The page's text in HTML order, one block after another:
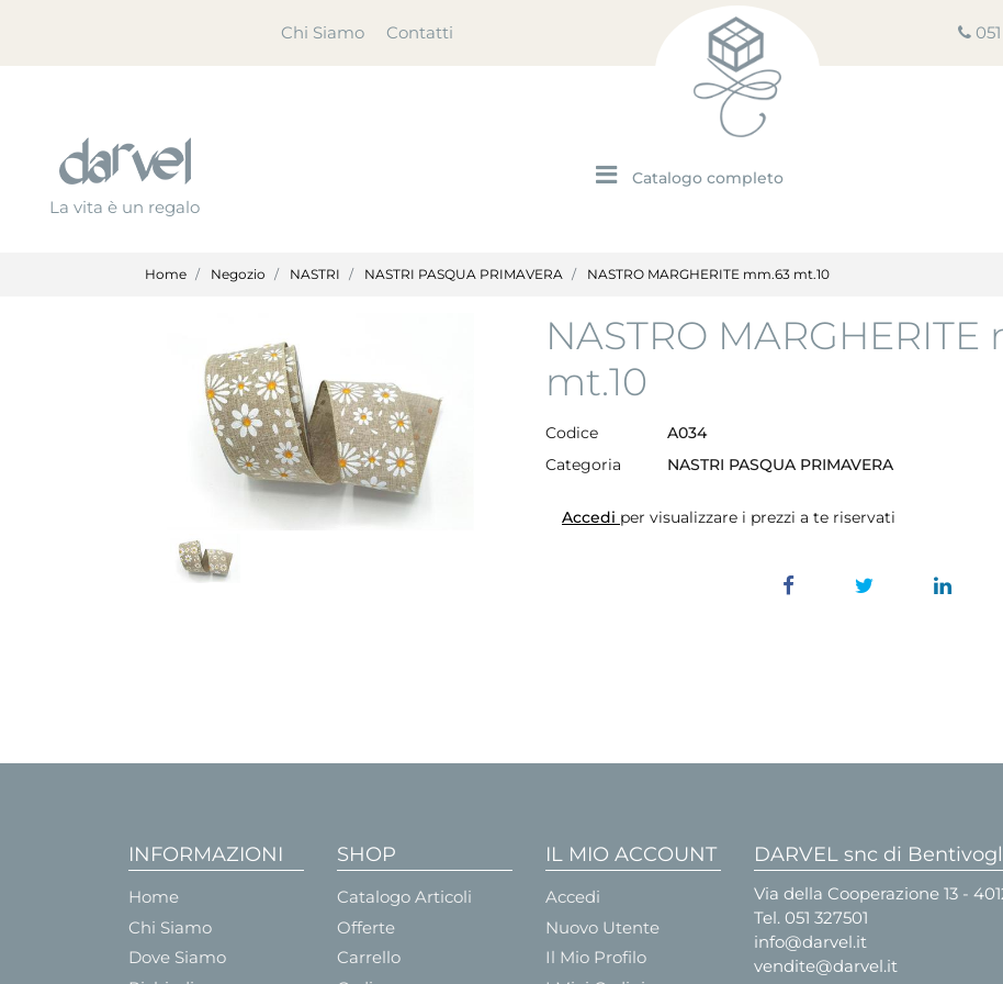
Chi Siamo Contatti
La vita è un regalo
Open menu
Home Negozio NASTRI NASTRI PASQUA PRIMAVERA NASTRO MARGHERITE mm.63 mt.10
NASTRO MARGHERITE
mt.10
Codice
A034
Categoria
NASTRI PASQUA PRIMAVERA
Accedi per visualizzare i prezzi a te riservati
INFORMAZIONI
Home
Chi Siamo
Dove Siamo
SHOP
Catalogo Articoli
Offerte
Carrello
IL MIO ACCOUNT
Accedi
Nuovo Utente
Il Mio Profilo
DARVEL snc di
Via della Cooperazione 13 -
Tel. 051 327501
info@darvel.it
vendite@darvel.it